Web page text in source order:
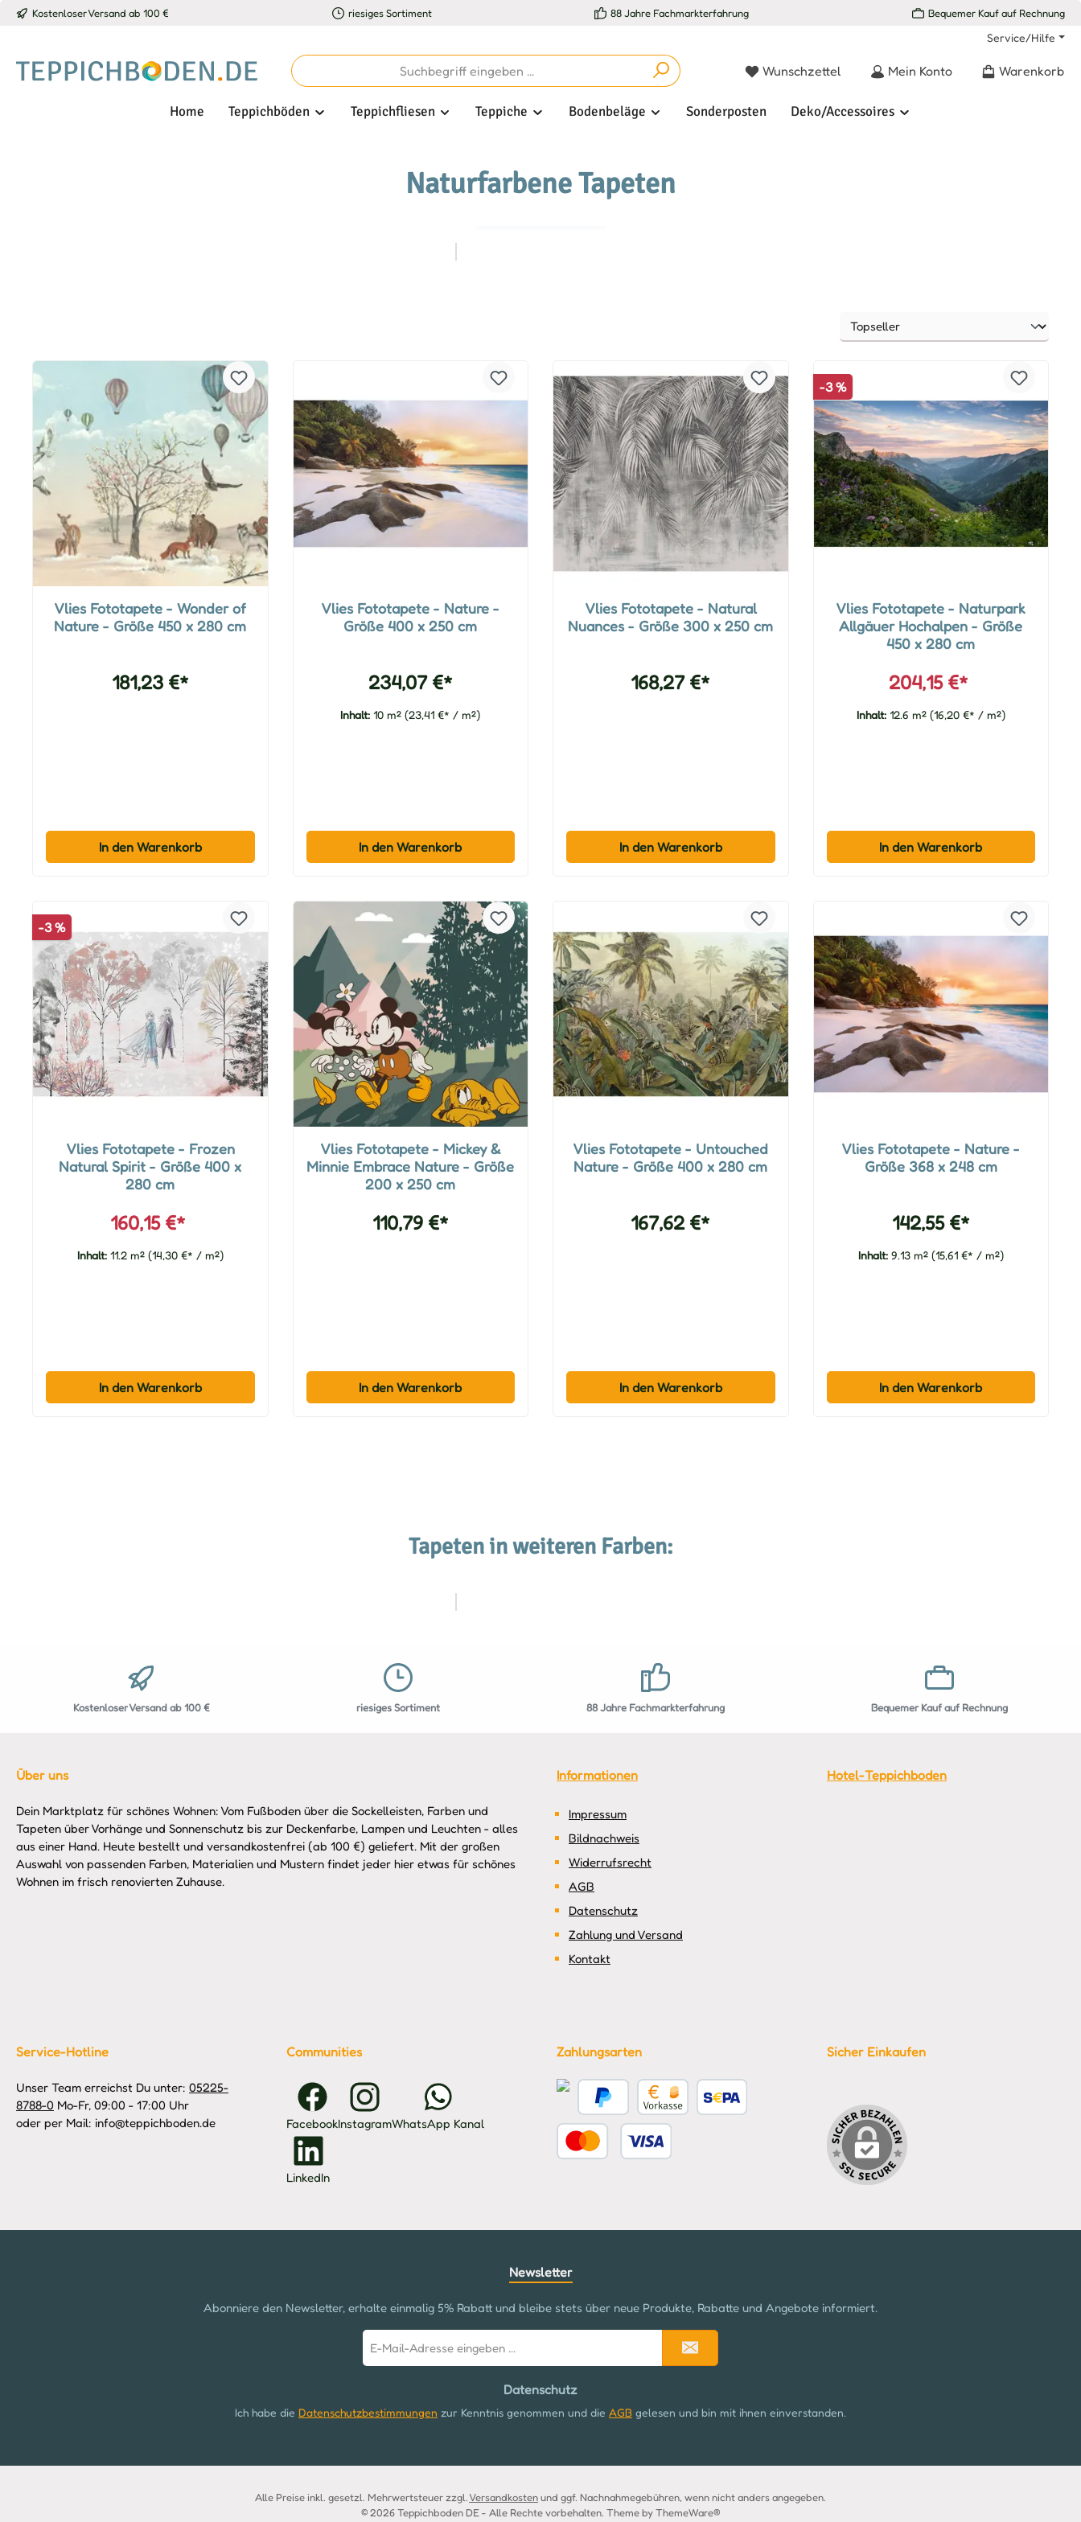
Hauptinhalt springen
Zur Suche springen
Zur Hauptnavigation springen
Kostenloser Versand ab 100 € riesiges Sortiment 88 Jahre Fachmarkterfahrung Bequemer Kauf auf Rechnung
Service/Hilfe
Wunschzettel Du hast 0 Produkte auf dem Merkzettel
Mein Konto Warenkorb
Home Teppichböden Teppichfliesen Teppiche Bodenbeläge Sonderposten Deko/Accessoires
Naturfarbene Tapeten
Vlies Fototapete - Wonder of
Nature - Größe 450 x 280 cm
181,23 €*
In den Warenkorb
Vlies Fototapete - Nature -
Größe 400 x 250 cm
234,07 €*
Inhalt:10 m²(23,41 €* / m²)
In den Warenkorb
Vlies Fototapete - Natural
Nuances - Größe 300 x 250 cm
168,27 €*
In den Warenkorb
-3 %
Vlies Fototapete - Naturpark
Allgäuer Hochalpen - Größe
450 x 280 cm
204,15 €*
Inhalt: 12.6 m² (16,20 €* / m²)
In den Warenkorb
-3 %
Vlies Fototapete - Frozen
Natural Spirit - Größe 400 x
280 cm
160,15 €*
Inhalt: 11.2 m² (14,30 €* / m²)
In den Warenkorb
Vlies Fototapete - Mickey &
Minnie Embrace Nature - Größe
200 x 250 cm
110,79 €*
In den Warenkorb
Vlies Fototapete - Untouched
Nature - Größe 400 x 280 cm
167,62 €*
In den Warenkorb
Vlies Fototapete - Nature -
Größe 368 x 248 cm
142,55 €*
Inhalt: 9.13 m² (15,61 €* / m²)
In den Warenkorb
Tapeten in weiteren Farben:
Kostenloser Versand ab 100 € riesiges Sortiment 88 Jahre Fachmarkterfahrung Bequemer Kauf auf Rechnung
Über uns
Dein Marktplatz für schönes Wohnen: Vom Fußboden über die Sockelleisten, Farben und
Tapeten über Vorhänge und Sonnenschutz bis zur Deckenfarbe, Lampen und Leuchten - alles
aus einer Hand. Heute bestellt und versandkostenfrei (ab 100 €) geliefert. Mit der großen
Auswahl von passenden Farben, Materialien und Mustern findet jeder hier etwas für schönes
Wohnen im frisch renovierten Zuhause.
Informationen
Impressum
Bildnachweis
Widerrufsrecht
AGB
Datenschutz
Zahlung und Versand
Kontakt
Hotel-Teppichboden
Service-Hotline
Unser Team erreichst Du unter: 05225-
8788-0 Mo-Fr, 09:00 - 17:00 Uhr
oder per Mail: info@teppichboden.de
Communities
FacebookInstagramWhatsApp Kanal
LinkedIn
Zahlungsarten
Kreditkarte
PayPal Vorkasse Benutzerdefiniertes Bild 1
Sicher Einkaufen
Newsletter
Abonniere den Newsletter, erhalte einmalig 5% Rabatt und bleibe stets über neue Produkte, Rabatte und Angebote informiert.
Mail-
Datenschutz
Ich habe die Datenschutzbestimmungen zur Kenntnis genommen und die AGB gelesen und bin mit ihnen einverstanden.
Alle Preise inkl. gesetzl. Mehrwertsteuer zzgl.Versandkostenund ggf. Nachnahmegebühren, wenn nicht anders angegeben.
© 2026 Teppichboden DE - Alle Rechte vorbehalten. Theme byThemeWare®